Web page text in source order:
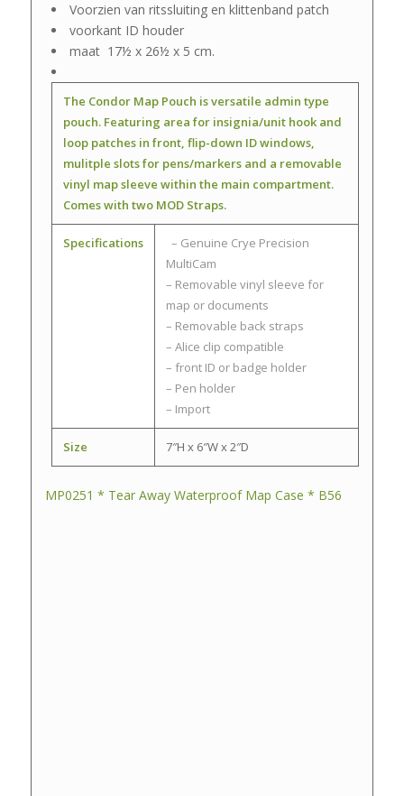
Voorzien van ritssluiting en klittenband patch
voorkant ID houder
maat 17½ x 26½ x 5 cm.
The Condor Map Pouch is versatile admin type
pouch. Featuring area for insignia/unit hook and
loop patches in front, flip-down ID windows,
mulitple slots for pens/markers and a removable
vinyl map sleeve within the main compartment.
Comes with two MOD Straps.
Specifications
– Genuine Crye Precision
MultiCam
– Removable vinyl sleeve for
map or documents
– Removable back straps
– Alice clip compatible
– front ID or badge holder
– Pen holder
– Import
Size 7″H x 6″W x 2″D
MP0251 * Tear Away Waterproof Map Case * B56